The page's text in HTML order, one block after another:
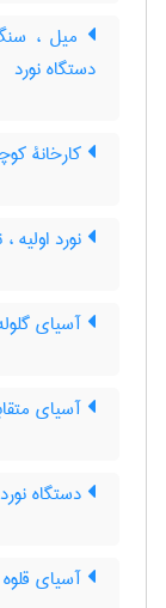
میل ،
دستگاه نورد
کارخانۀ
نورد اولیه
آسیای
آسیای
دستگاه
آسیای